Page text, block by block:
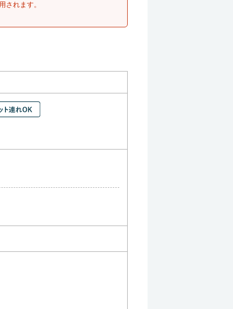
されます。